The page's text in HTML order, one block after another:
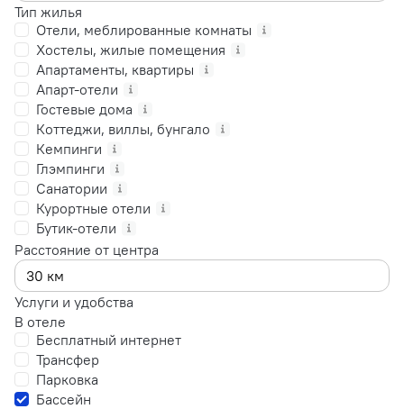
Тип жилья
Отели, меблированные комнаты
Хостелы, жилые помещения
Апартаменты, квартиры
Апарт-отели
Гостевые дома
Коттеджи, виллы, бунгало
Кемпинги
Глэмпинги
Санатории
Курортные отели
Бутик-отели
Расстояние от центра
Услуги и удобства
В отеле
Бесплатный интернет
Трансфер
Парковка
Бассейн